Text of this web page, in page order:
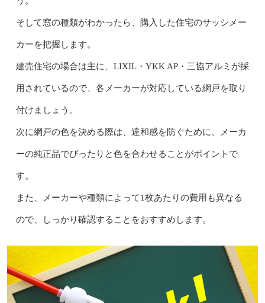
そして窓の種類がわかったら、購入した住宅のサッシメー
カーを把握します。
建売住宅の場合は主に、LIXIL・YKK AP・三協アルミが採
用されているので、各メーカーが対応している網戸を取り
付けましょう。
次に網戸の色を決める際は、違和感を防ぐために、メーカ
ーの純正品でぴったりと色を合わせることがポイントで
す。
また、メーカーや種類によって1枚あたりの費用も異なる
ので、しっかり確認することをおすすめします。